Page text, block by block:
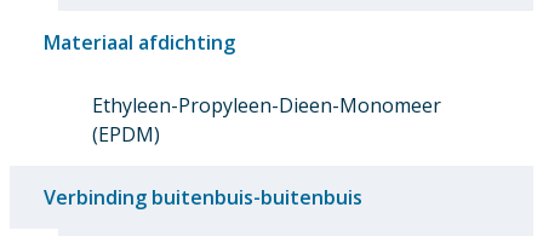
Materiaal afdichting
Ethyleen-Propyleen-Dieen-Monomeer
(EPDM)
Verbinding buitenbuis-buitenbuis